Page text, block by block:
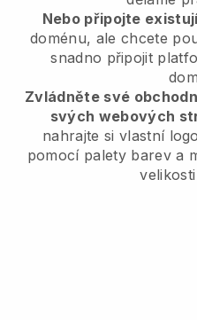
Nebo připojte
doménu, ale chcete
snadno připojit
Zvládněte své
svých webových
nahrajte si vlastní
pomocí palety barev a